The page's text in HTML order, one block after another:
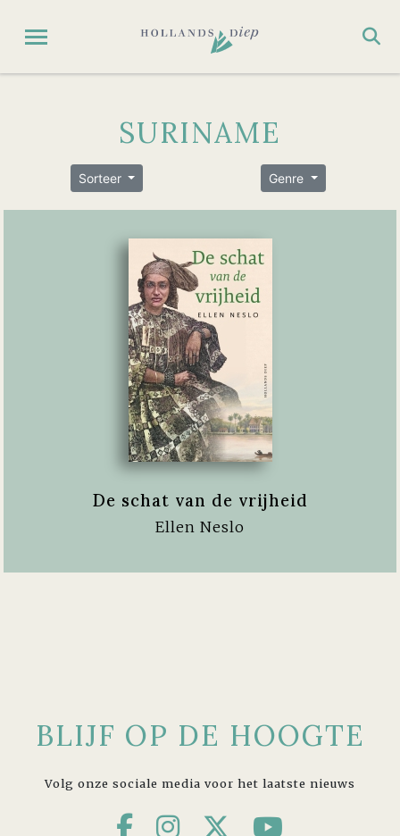
SURINAME
Sorteer Genre
De schat van de vrijheid
Ellen Neslo
BLIJF OP DE HOOGTE
Volg onze sociale media voor het laatste nieuws